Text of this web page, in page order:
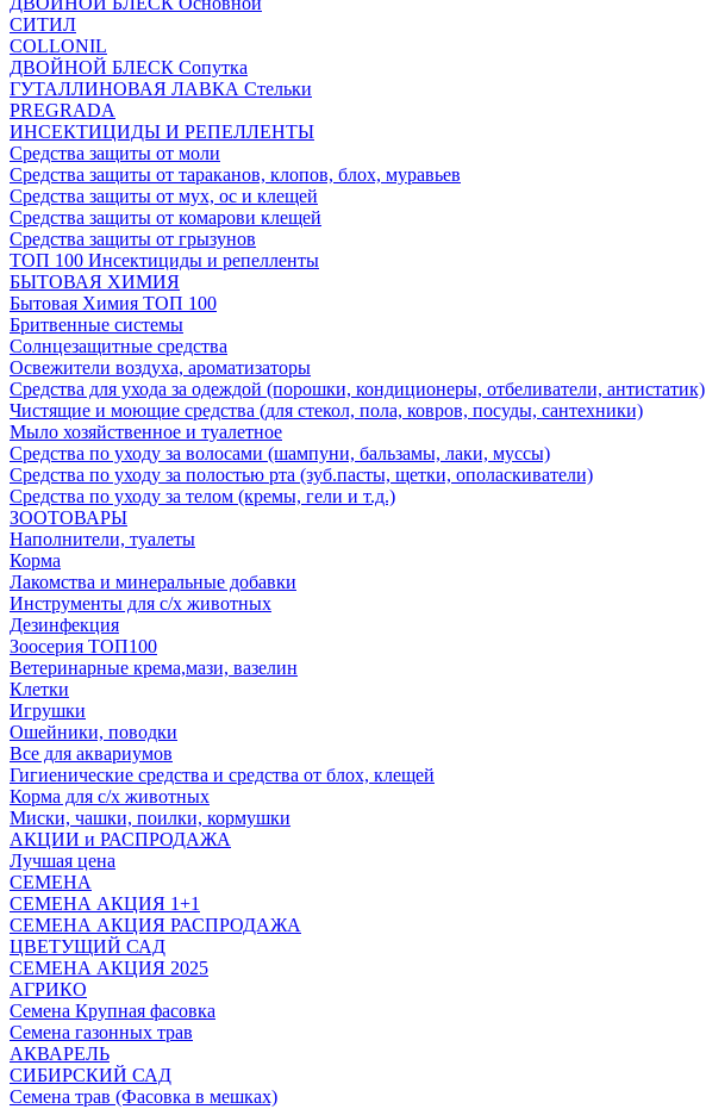
СИТИЛ
COLLONIL
ДВОЙНОЙ БЛЕСК Сопутка
ГУТАЛЛИНОВАЯ ЛАВКА Стельки
PREGRADA
ИНСЕКТИЦИДЫ И РЕПЕЛЛЕНТЫ
Средства защиты от моли
Средства защиты от тараканов, клопов, блох, муравьев
Средства защиты от мух, ос и клещей
Средства защиты от комарови клещей
Средства защиты от грызунов
ТОП 100 Инсектициды и репелленты
БЫТОВАЯ ХИМИЯ
Бытовая Химия ТОП 100
Бритвенные системы
Солнцезащитные средства
Освежители воздуха, ароматизаторы
Средства для ухода за одеждой (порошки, кондиционеры, отбеливатели, антистатик)
Чистящие и моющие средства (для стекол, пола, ковров, посуды, сантехники)
Мыло хозяйственное и туалетное
Средства по уходу за волосами (шампуни, бальзамы, лаки, муссы)
Средства по уходу за полостью рта (зуб.пасты, щетки, ополаскиватели)
Средства по уходу за телом (кремы, гели и т.д.)
ЗООТОВАРЫ
Наполнители, туалеты
Корма
Лакомства и минеральные добавки
Инструменты для с/х животных
Дезинфекция
Зоосерия ТОП100
Ветеринарные крема,мази, вазелин
Клетки
Игрушки
Ошейники, поводки
Все для аквариумов
Гигиенические средства и средства от блох, клещей
Корма для с/х животных
Миски, чашки, поилки, кормушки
АКЦИИ и РАСПРОДАЖА
Лучшая цена
СЕМЕНА
СЕМЕНА АКЦИЯ 1+1
СЕМЕНА АКЦИЯ РАСПРОДАЖА
ЦВЕТУЩИЙ САД
СЕМЕНА АКЦИЯ 2025
АГРИКО
Семена Крупная фасовка
Семена газонных трав
АКВАРЕЛЬ
СИБИРСКИЙ САД
Семена трав (Фасовка в мешках)